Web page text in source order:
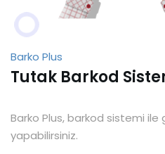
Barko Plus
Tutak Barkod
Barko Plus, barkod sistemi ile
yapabilirsiniz.